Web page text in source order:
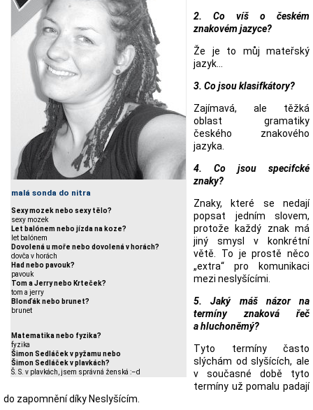
malá sonda do nitra
Sexy mozek nebo sexy tělo?
sexy mozek
Let balónem nebo jízda na koze?
let balónem
Dovolená u moře nebo dovolená v horách?
dovča v horách
Had nebo pavouk?
pavouk
Tom a Jerry nebo Krteček?
tom a jerry
Blonďák nebo brunet?
brunet
Matematika nebo fyzika?
fyzika
Šimon Sedláček v pyžamu nebo
Šimon Sedláček v plavkách?
Š. S. v plavkách, jsem správná ženská :–d
2. Co víš o českém
znakovém jazyce?
Že je to můj mateřský
jazyk…
3. Co jsou klasifkátory?
Zajímavá, ale těžká
oblast gramatiky
českého znakového
jazyka.
4. Co jsou specifcké
znaky?
Znaky, které se nedají
popsat jedním slovem,
protože každý znak má
jiný smysl v konkrétní
větě. To je prostě něco
„extra“ pro komunikaci
mezi neslyšícími.
5. Jaký máš názor na
termíny znaková řeč
a hluchoněmý?
Tyto termíny často
slýchám od slyšících, ale
v současné době tyto
termíny už pomalu padají
do zapomnění díky Neslyšícím.